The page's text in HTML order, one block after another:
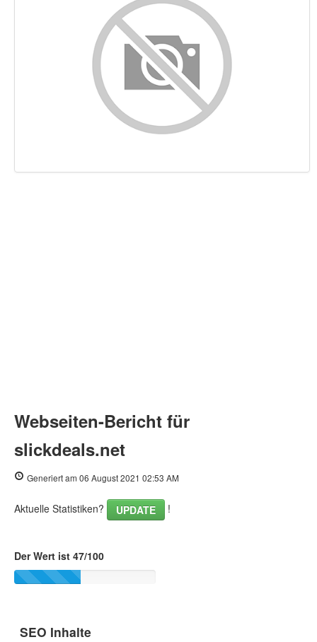
Suchbegriffe
Benutzerfreundlichkeit
Dokument
Webseiten-Bericht für
slickdeals.net
Generiert am 06 August 2021 02:53 AM
Aktuelle Statistiken? UPDATE !
Der Wert ist 47/100
SEO Inhalte